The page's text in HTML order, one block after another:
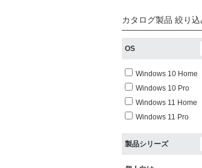
カタログ製品 絞り込
OS
Windows 10 Home
Windows 10 Pro
Windows 11 Home
Windows 11 Pro
製品シリーズ